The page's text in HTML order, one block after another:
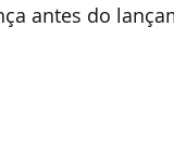
antes do